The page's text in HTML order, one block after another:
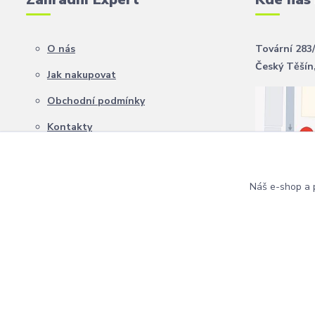
O nás
Jak nakupovat
Obchodní podmínky
Kontakty
Tovární
Český
Náš e-shop a